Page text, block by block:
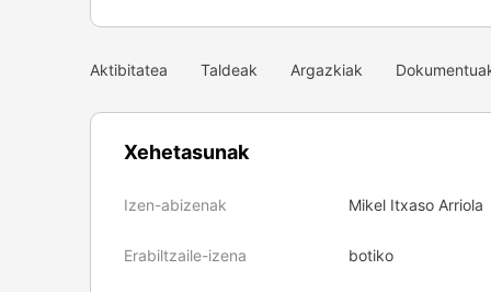
Aktibitatea Taldeak Argazkiak
Xehetasunak
Izen-abizenak Mikel Itxaso Arriola
Erabiltzaile-izena botiko